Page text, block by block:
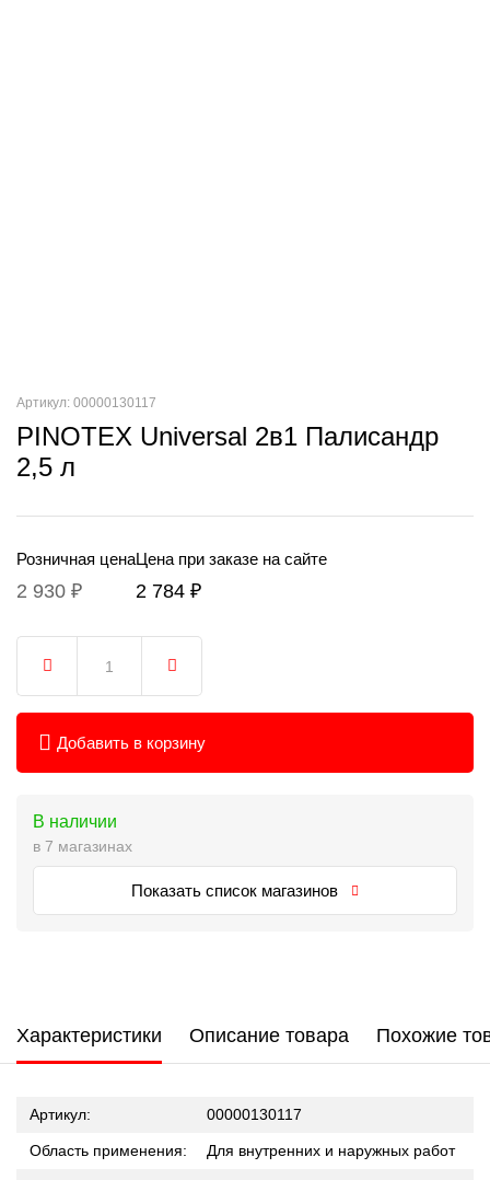
Артикул: 00000130117
PINOTEX Universal 2в1 Палисандр
2,5 л
Розничная цена
2 930 ₽
Цена при заказе на сайте
2 784 ₽
Добавить в корзину
В наличии
в 7 магазинах
Показать список магазинов
Характеристики Описание товара Похожие
Артикул: 00000130117
Область применения: Для внутренних и наружных работ